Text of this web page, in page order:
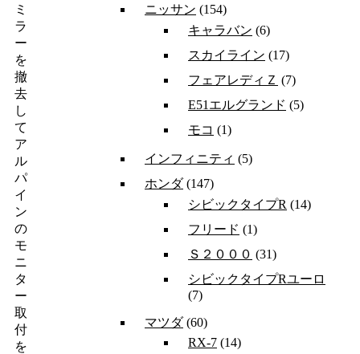
ミ
ラ
ー
を
撤
去
し
て
ア
ル
パ
イ
ン
の
モ
ニ
タ
ー
取
付
を
ニッサン (154)
キャラバン (6)
スカイライン (17)
フェアレディＺ (7)
E51エルグランド (5)
モコ (1)
インフィニティ (5)
ホンダ(147)
シビックタイプR (14)
フリード (1)
Ｓ２０００ (31)
シビックタイプRユーロ
(7)
マツダ(60)
RX-7 (14)